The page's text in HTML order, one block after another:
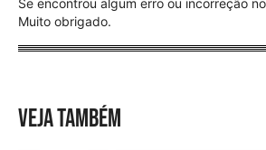
Muito obrigado.
VEJA TAMBÉM